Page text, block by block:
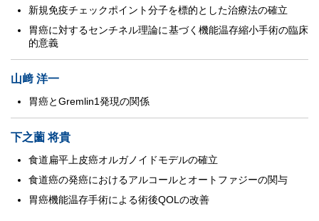
新規免疫チェックポイント分子を標的とした治療法の確立
胃癌に対するセンチネル理論に基づく機能温存縮小手術の臨床
的意義
山﨑 洋一
胃癌とGremlin1発現の関係
下之薗 将貴
食道扁平上皮癌オルガノイドモデルの確立
食道癌の発癌におけるアルコールとオートファジーの関与
胃癌機能温存手術による術後QOLの改善